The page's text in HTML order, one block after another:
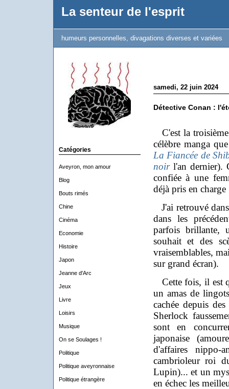
La senteur de l'esprit
humeurs personnelles, divagations diverses et variées
Catégories
Aveyron, mon amour
Blog
Bouts rimés
Chine
Cinéma
Economie
Histoire
Japon
Jeanne d'Arc
Jeux
Livre
Loisirs
Musique
On se Soulages !
Politique
Politique aveyronnaise
Politique étrangère
samedi, 22 juin 2024
Détective Conan :
C'est la
célèbre manga
La Fiancée de
noirl'an dernier).
confiée à une
déjà pris en charge
J'ai retrouvé
dans les
parfois brillante,
souhait et des
vraisemblables,
sur grand écran).
Cette fois, il est
un amas de
cachée depuis
Sherlock
sont en
japonaise
d'affaires nippo-
cambrioleur roi
Lupin)... et un
en échec les